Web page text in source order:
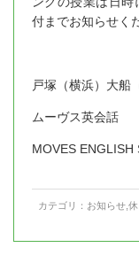
付までお知らせく
戸塚（横浜）大船
ムーヴス英会話
MOVES ENGLISH
カテゴリ： お知らせ